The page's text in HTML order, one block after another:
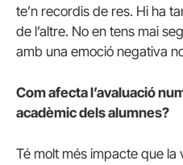
te’n recordis de res. Hi ha
de l’altre. No en tens mai
amb una emoció negativa
Com afecta l’avaluació
acadèmic dels alumnes?
Té molt més impacte que la